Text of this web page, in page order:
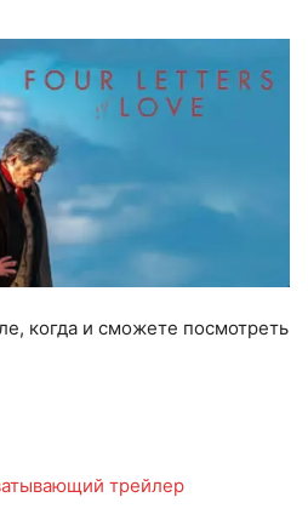
когда и сможете посмотреть
трейлер